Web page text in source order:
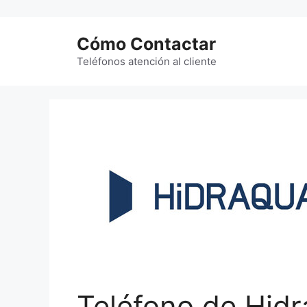
Cómo Contactar
Teléfonos atención al cliente